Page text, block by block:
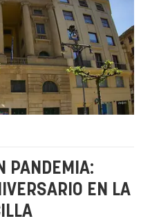
PANDEMIA:
EN LA